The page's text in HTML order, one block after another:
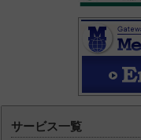
サービス一覧